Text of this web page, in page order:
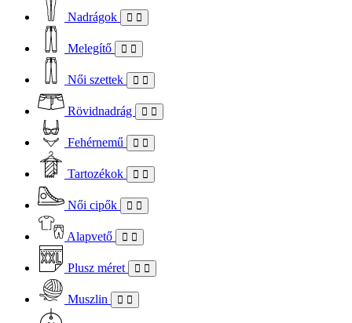
Nadrágok
Melegítő
Női szettek
Rövidnadrág
Fehérnemű
Tartozékok
Női cipők
Alapvető
Plusz méret
Muszlin